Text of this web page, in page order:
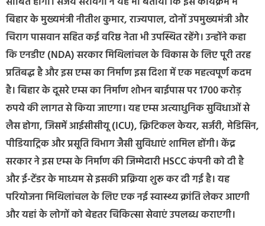
बिहार के मुख्यमंत्री नीतीश कुमार, राज्यपाल, दोनों उपमुख्यमंत्री और
चिराग पासवान सहित कई वरिष्ठ नेता भी उपस्थित रहेंगे। उन्होंने कहा
कि एनडीए (NDA) सरकार मिथिलांचल के विकास के लिए पूरी तरह
प्रतिबद्ध है और इस एम्स का निर्माण इस दिशा में एक महत्वपूर्ण कदम
है। बिहार के दूसरे एम्स का निर्माण शोभन बाईपास पर 1700 करोड़
रुपये की लागत से किया जाएगा। यह एम्स अत्याधुनिक सुविधाओं से
लैस होगा, जिसमें आईसीसीयू (ICU), क्रिटिकल केयर, सर्जरी, मेडिसिन,
पीडियाट्रिक और प्रसूति विभाग जैसी सुविधाएं शामिल होंगी। केंद्र
सरकार ने इस एम्स के निर्माण की जिम्मेदारी HSCC कंपनी को दी है
और ई-टेंडर के माध्यम से इसकी प्रक्रिया शुरू कर दी गई है। यह
परियोजना मिथिलांचल के लिए एक नई स्वास्थ्य क्रांति लेकर आएगी
और यहां के लोगों को बेहतर चिकित्सा सेवाएं उपलब्ध कराएगी।